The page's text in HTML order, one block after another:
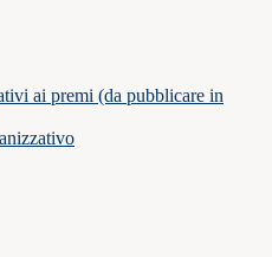
ai premi (da pubblicare in